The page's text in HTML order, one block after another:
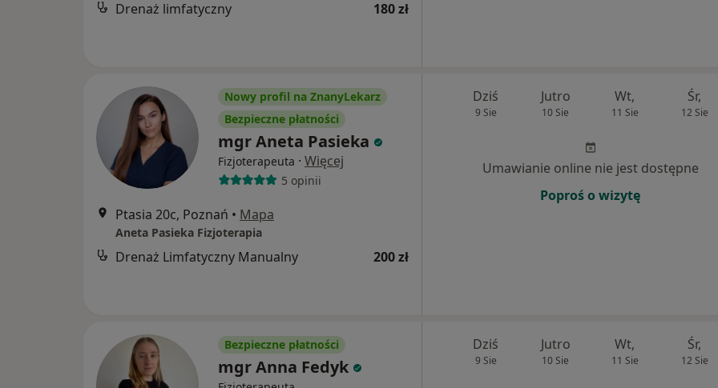
Drenaż limfatyczny 180 zł
Nowy profil na ZnanyLekarz
Bezpieczne płatności
mgr Aneta Pasieka
Fizjoterapeuta · Więcej
5 opinii
Ptasia 20c, Poznań • Mapa
Aneta Pasieka Fizjoterapia
Drenaż Limfatyczny Manualny 200 zł
Dziś
9 Sie
Jutro
10 Sie
Wt,
11 Sie
Śr,
12 Sie
Umawianie online nie jest dostępne
Poproś o wizytę
Bezpieczne płatności
mgr Anna Fedyk
Dziś
9 Sie
Jutro
10 Sie
Wt,
11 Sie
Śr,
12 Sie